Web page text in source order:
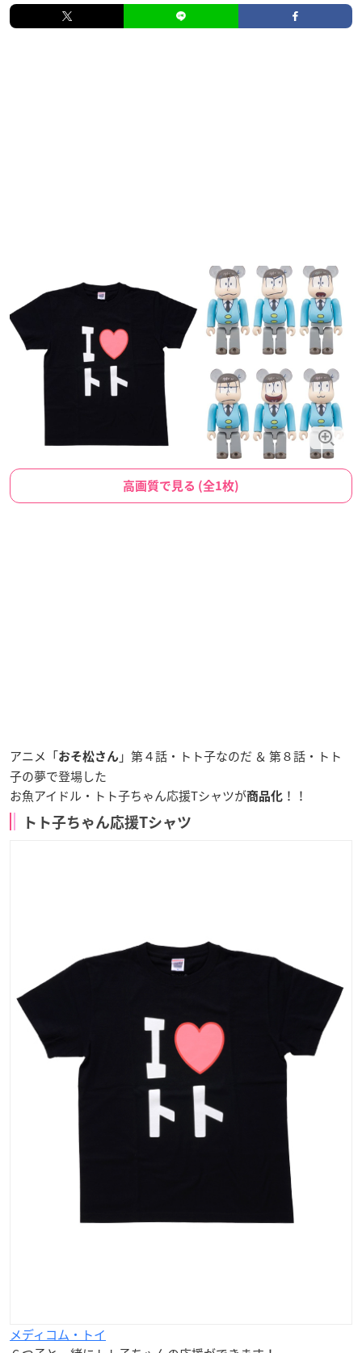
高画質で見る (全1枚)
アニメ「おそ松さん 」第４話・トト子なのだ ＆ 第８話・トト
子の夢で登場した
お魚アイドル・トト子ちゃん応援Tシャツが商品化 ！！
トト子ちゃん応援Tシャツ
メディコム・トイ